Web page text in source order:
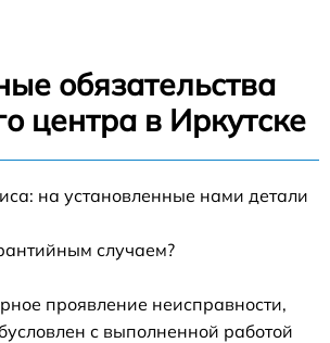
обязательства
центра в Иркутске
на установленные нами детали
случаем?
проявление неисправности,
с выполненной работой